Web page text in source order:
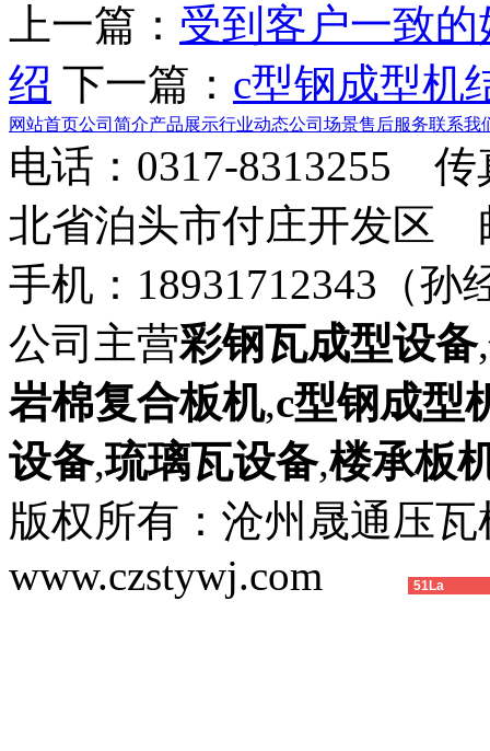
上一篇： 受到客户一致
绍 下一篇： c型钢成型机
网站首页公司简介产品展示行业动态公司场景售后服务联系我
电话：0317-8313255
北省泊头市付庄开发区
手机：18931712343（孙
公司主营彩钢瓦成型设备,
岩棉复合板机,c型钢成型
设备,琉璃瓦设备,楼承板
版权所有：沧州晟通压
www.czstywj.com
51La